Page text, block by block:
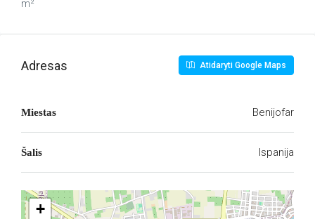
m²
Adresas Atidaryti Google Maps
Miestas Benijofar
Šalis Ispanija
+